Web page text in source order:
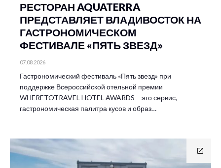
РЕСТОРАН AQUATERRA
ПРЕДСТАВЛЯЕТ ВЛАДИВОСТОК НА
ГАСТРОНОМИЧЕСКОМ
ФЕСТИВАЛЕ «ПЯТЬ ЗВЕЗД»
07.08.2026
Гастрономический фестиваль «Пять звезд» при
поддержке Всероссийской отельной премии
WHERETOTRAVEL HOTEL AWARDS – это сервис,
гастрономическая палитра кусов и образ…